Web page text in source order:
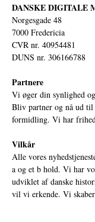
DANSKE DIGITALE
Norgesgade 48
7000 Fredericia
CVR nr. 40954481
DUNS nr. 306166788
Partnere
Vi øger din synlighed
Bliv partner og nå ud
formidling. Vi har
Vilkår
Alle vores
a og et b hold. Vi har
udviklet af danske
vil vi erkende. Vi